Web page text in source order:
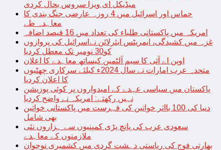
میڈیکل ای ویزا سروس بحال کردی
حماس اور اسرائیل میں 4 روزہ عارضی جنگ بندی کا
معاہدہ طے
امریکہ میں پاکستانی طلباء کی تعداد میں 16 فیصد اضافہ
غزہ میں کشیدگی، ایمریٹس ایئرلائن نےاسرائیل کی پروازوں
کو30 نومبر تک معطل کردیا
اوپن اے آئی کا سیم آلٹمین کیساتھ معاہدے کا اعلان
متحدہ عرب امارات نے سال 2024ء کیلئے سرکاری چھٹیوں
کا اعلان کردیا
پاکستان میں سیاسی عہدے کے امیدواروں پر کوئی پوزیشن
نہیں رکھتے: امریکہ نے واضح کردیا
دنیا کی 100 بااثر خواتین کی فہرست میں پاکستانی خواتین
بھی شامل
سعودی عرب کی پانچ بڑی کمپنیوں سے ہزاروں نئی
ملازمتوں کے معاہدے
بھارتی فوج کی ریاستی دہشت گردی میں کشمیری نوجوان